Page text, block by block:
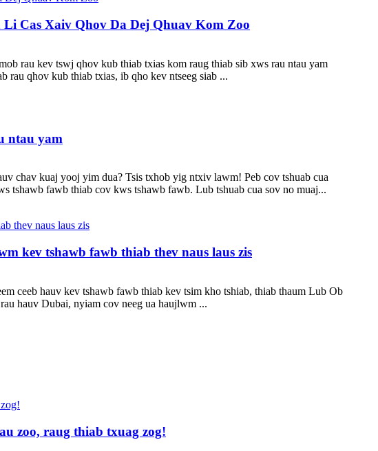
Cas Xaiv Qhov Da Dej Qhuav Kom Zoo
rau kev tswj qhov kub thiab txias kom raug thiab sib xws rau ntau yam
qhov kub thiab txias, ib qho kev ntseeg siab ...
ntau yam
chav kuaj yooj yim dua? Tsis txhob yig ntxiv lawm! Peb cov tshuab cua
tshawb fawb thiab cov kws tshawb fawb. Lub tshuab cua sov no muaj...
kev tshawb fawb thiab thev naus laus zis
ceeb hauv kev tshawb fawb thiab kev tsim kho tshiab, thiab thaum Lub Ob
hauv Dubai, nyiam cov neeg ua haujlwm ...
zoo, raug thiab txuag zog!